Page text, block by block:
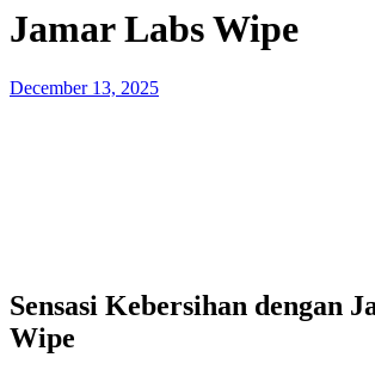
Jamar Labs Wipe
Posted
December 13, 2025
Sensasi Kebersihan dengan
Wipe